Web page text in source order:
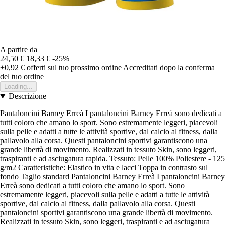
A partire da
24,50 € 18,33 € -25%
+0,92 € offerti sul tuo prossimo ordine Accreditati dopo la conferma
del tuo ordine
Loading...
Descrizione
Pantaloncini Barney Erreà I pantaloncini Barney Erreà sono dedicati a
tutti coloro che amano lo sport. Sono estremamente leggeri, piacevoli
sulla pelle e adatti a tutte le attività sportive, dal calcio al fitness, dalla
pallavolo alla corsa. Questi pantaloncini sportivi garantiscono una
grande libertà di movimento. Realizzati in tessuto Skin, sono leggeri,
traspiranti e ad asciugatura rapida. Tessuto: Pelle 100% Poliestere - 125
g/m2 Caratteristiche: Elastico in vita e lacci Toppa in contrasto sul
fondo Taglio standard Pantaloncini Barney Erreà I pantaloncini Barney
Erreà sono dedicati a tutti coloro che amano lo sport. Sono
estremamente leggeri, piacevoli sulla pelle e adatti a tutte le attività
sportive, dal calcio al fitness, dalla pallavolo alla corsa. Questi
pantaloncini sportivi garantiscono una grande libertà di movimento.
Realizzati in tessuto Skin, sono leggeri, traspiranti e ad asciugatura